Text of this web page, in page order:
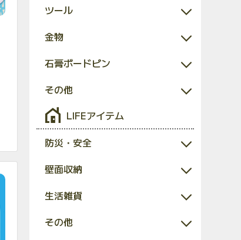
ツール
金物
石膏ボードピン
その他
LIFEアイテム
防災・安全
壁面収納
生活雑貨
その他